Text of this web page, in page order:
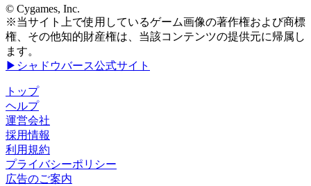
© Cygames, Inc.
※当サイト上で使用しているゲーム画像の著作権および商標
権、その他知的財産権は、当該コンテンツの提供元に帰属し
ます。
▶シャドウバース公式サイト
トップ
ヘルプ
運営会社
採用情報
利用規約
プライバシーポリシー
広告のご案内